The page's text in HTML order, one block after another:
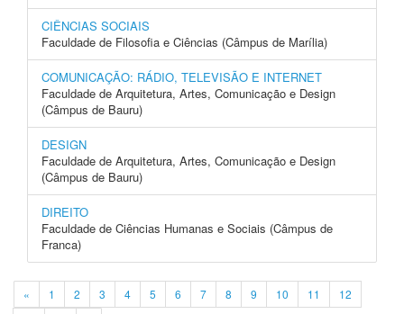
CIÊNCIAS SOCIAIS
Faculdade de Filosofia e Ciências (Câmpus de Marília)
COMUNICAÇÃO: RÁDIO, TELEVISÃO E INTERNET
Faculdade de Arquitetura, Artes, Comunicação e Design
(Câmpus de Bauru)
DESIGN
Faculdade de Arquitetura, Artes, Comunicação e Design
(Câmpus de Bauru)
DIREITO
Faculdade de Ciências Humanas e Sociais (Câmpus de
Franca)
« 1 2 3 4 5 6 7 8 9 10 11
12